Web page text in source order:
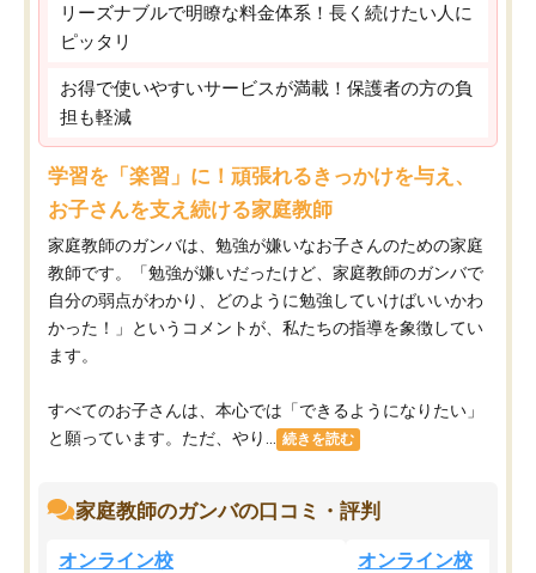
リーズナブルで明瞭な料金体系！長く続けたい人に
ピッタリ
お得で使いやすいサービスが満載！保護者の方の負
担も軽減
学習を「楽習」に！頑張れるきっかけを与え、
お子さんを支え続ける家庭教師
家庭教師のガンバは、勉強が嫌いなお子さんのための家庭
教師です。「勉強が嫌いだったけど、家庭教師のガンバで
自分の弱点がわかり、どのように勉強していけばいいかわ
かった！」というコメントが、私たちの指導を象徴してい
ます。
すべてのお子さんは、本心では「できるようになりたい」
と願っています。ただ、やり...
続きを読む
家庭教師のガンバの口コミ・評判
オンライン校 オンライン校